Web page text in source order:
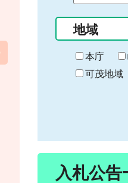
の
始
ま
り
地域
本庁
可茂地域
入札公告